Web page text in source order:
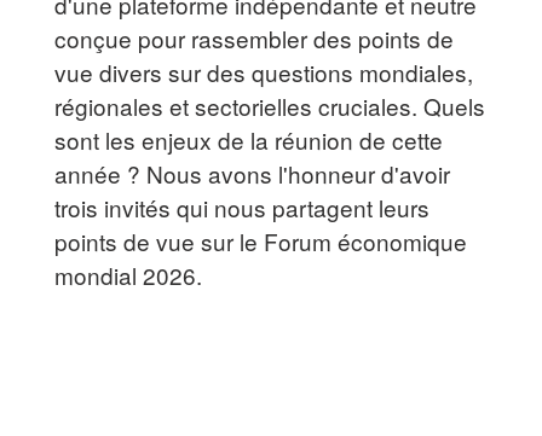
conçue pour rassembler des points de
vue divers sur des questions mondiales,
régionales et sectorielles cruciales. Quels
sont les enjeux de la réunion de cette
année ? Nous avons l'honneur d'avoir
trois invités qui nous partagent leurs
points de vue sur le Forum économique
mondial 2026.